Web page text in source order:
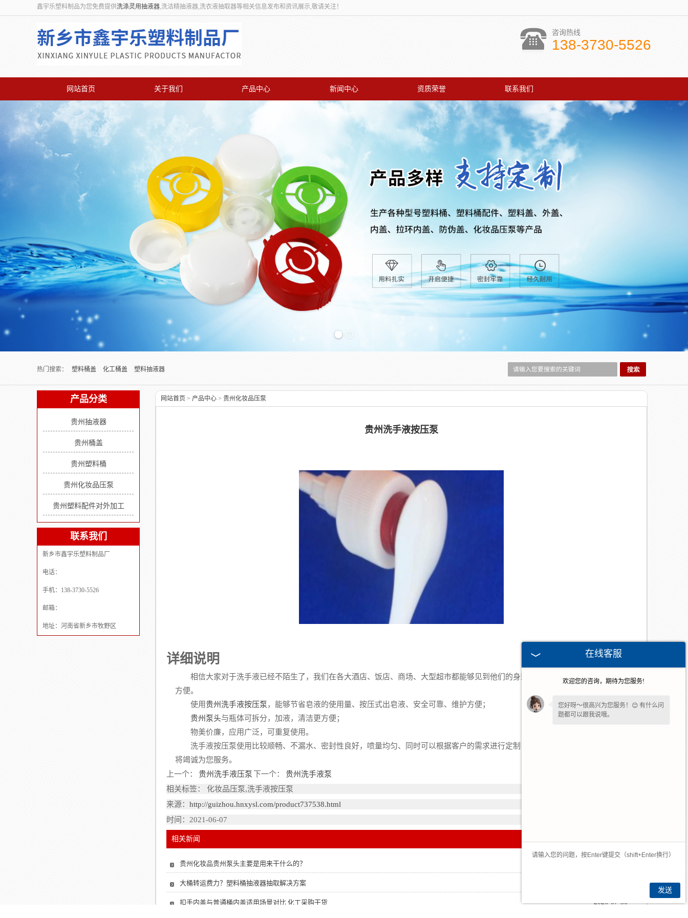
鑫宇乐塑料制品为您免费提供洗涤灵用抽液器,洗洁精抽液器,洗衣液抽取器等相关信息发布和资讯展示,敬请关注！
咨询热线
138-3730-5526
网站首页 关于我们 产品中心 新闻中心 资质荣誉 联系我们
热门搜索：
塑料桶盖 化工桶盖 塑料抽液器
产品分类
贵州抽液器
贵州桶盖
贵州塑料桶
贵州化妆品压泵
贵州塑料配件对外加工
联系我们
新乡市鑫宇乐塑料制品厂
电话：
手机：138-3730-5526
邮箱：
地址：河南省新乡市牧野区
网站首页 > 产品中心 > 贵州化妆品压泵
贵州洗手液按压泵
详细说明
相信大家对于洗手液已经不陌生了，我们在各大酒店、饭店、商场、大型超市都能够见到他们的身影，有的家里也会应用到，非常
方便。
使用贵州洗手液按压泵 ，能够节省皂液的使用量、按压式出皂液、安全可靠、维护方便；
贵州泵头与瓶体可拆分，加液，清洁更方便；
物美价廉，应用广泛，可重复使用。
洗手液按压泵使用比较顺畅、不漏水、密封性良好，喷量均匀、同时可以根据客户的需求进行定制，欢迎新老顾客来电订购，我们
将竭诚为您服务。
上一个：
贵州洗手液压泵 下一个：
贵州洗手液泵
相关标签： 化妆品压泵,洗手液按压泵
来源： http://guizhou.hnxysl.com/product737538.html
时间：2021-06-07
相关新闻
贵州化妆品贵州泵头主要是用来干什么的？
大桶转运费力？塑料桶抽液器抽取解决方案
2026-07-30
扣手内盖与普通桶内盖适用场景对比 化工采购干货
在线客服
欢迎您的咨询，期待为您服务!
您好呀～很高兴为您服务！😊 有什么问
题都可以跟我说哦。
发送